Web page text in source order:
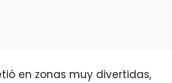
en zonas muy divertidas,